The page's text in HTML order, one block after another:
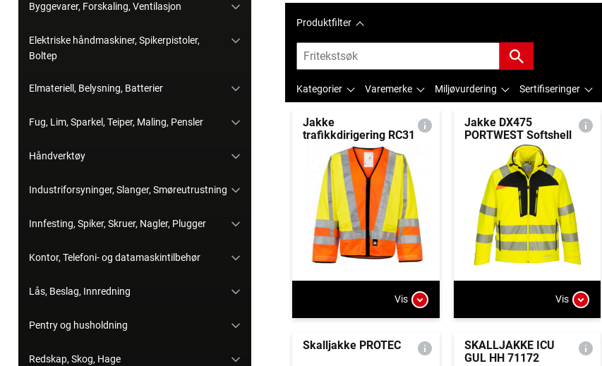
Byggevarer, Forskaling, Ventilasjon
Elektriske håndmaskiner, Spikerpistoler,
Boltep
Elmateriell, Belysning, Batterier
Fug, Lim, Sparkel, Teiper, Maling, Pensler
Håndverktøy
Industriforsyninger, Slanger, Smøreutrustning
Innfesting, Spiker, Skruer, Nagler, Plugger
Kontor, Telefoni- og datamaskintilbehør
Lås, Beslag, Innredning
Pentry og husholdning
Redskap, Skog, Hage
Produktfilter
Kategorier Varemerke Miljøvurdering Sertifiseringer
Jakke
trafikkdirigering RC31
Vis
Jakke DX475
PORTWEST Softshell
Vis
Skalljakke PROTEC
SKALLJAKKE ICU
GUL HH 71172